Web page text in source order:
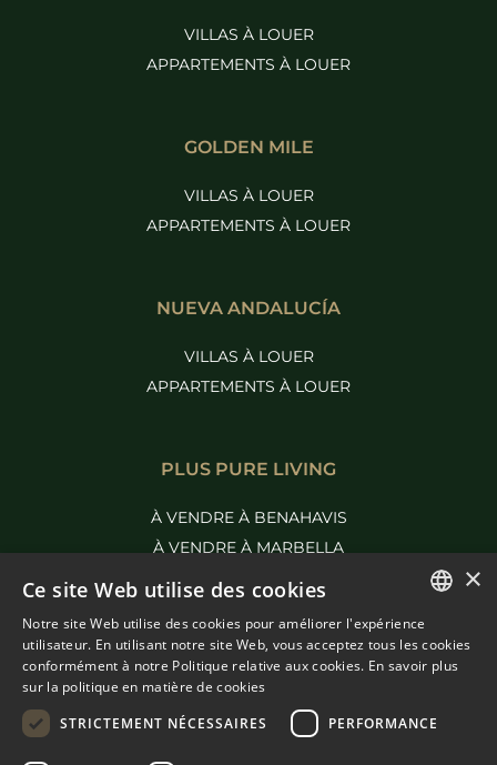
VILLAS À LOUER
APPARTEMENTS À LOUER
GOLDEN MILE
VILLAS À LOUER
APPARTEMENTS À LOUER
NUEVA ANDALUCÍA
VILLAS À LOUER
APPARTEMENTS À LOUER
PLUS PURE LIVING
À VENDRE À BENAHAVIS
À VENDRE À MARBELLA
ENGLISH
SPANISH
×
Ce site Web utilise des cookies
Notre site Web utilise des cookies pour améliorer l'expérience
utilisateur. En utilisant notre site Web, vous acceptez tous les cookies
conformément à notre Politique relative aux cookies. En savoir plus
sur la politique en matière de cookies
STRICTEMENT NÉCESSAIRES
PERFORMANCE